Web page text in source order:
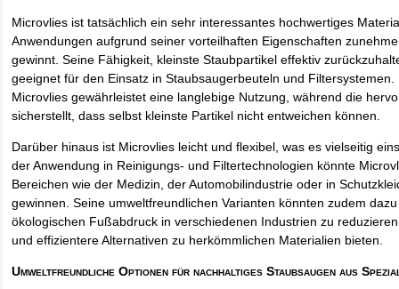
Microvlies ist tatsächlich ein sehr interessantes hochwertiges
Anwendungen aufgrund seiner vorteilhaften Eigenschaften
gewinnt. Seine Fähigkeit, kleinste Staubpartikel effektiv
geeignet für den Einsatz in Staubsaugerbeuteln und
Microvlies gewährleistet eine langlebige Nutzung, während die
sicherstellt, dass selbst kleinste Partikel nicht entweichen können.
Darüber hinaus ist Microvlies leicht und flexibel, was es vielseitig
der Anwendung in Reinigungs- und Filtertechnologien könnte
Bereichen wie der Medizin, der Automobilindustrie oder in
gewinnen. Seine umweltfreundlichen Varianten könnten zudem
ökologischen Fußabdruck in verschiedenen Industrien zu
und effizientere Alternativen zu herkömmlichen Materialien bieten.
Umweltfreundliche Optionen für nachhaltiges Staubsaugen aus